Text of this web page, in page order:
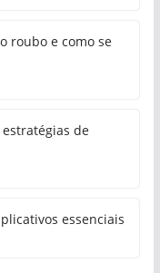
roubo e como se
de
essenciais